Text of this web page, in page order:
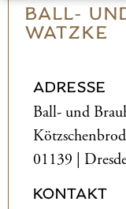
BALL-
WATZKE
ADRESSE
Ball- und­
01139 |
KONTAKT